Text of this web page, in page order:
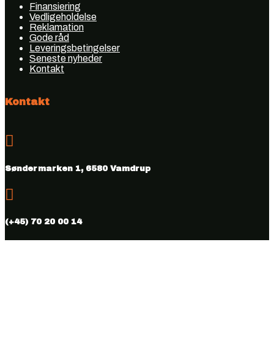
Finansiering
Vedligeholdelse
Reklamation
Gode råd
Leveringsbetingelser
Seneste nyheder
Kontakt
Kontakt

Søndermarken 1, 6580 Vamdrup

(+45) 70 20 00 14